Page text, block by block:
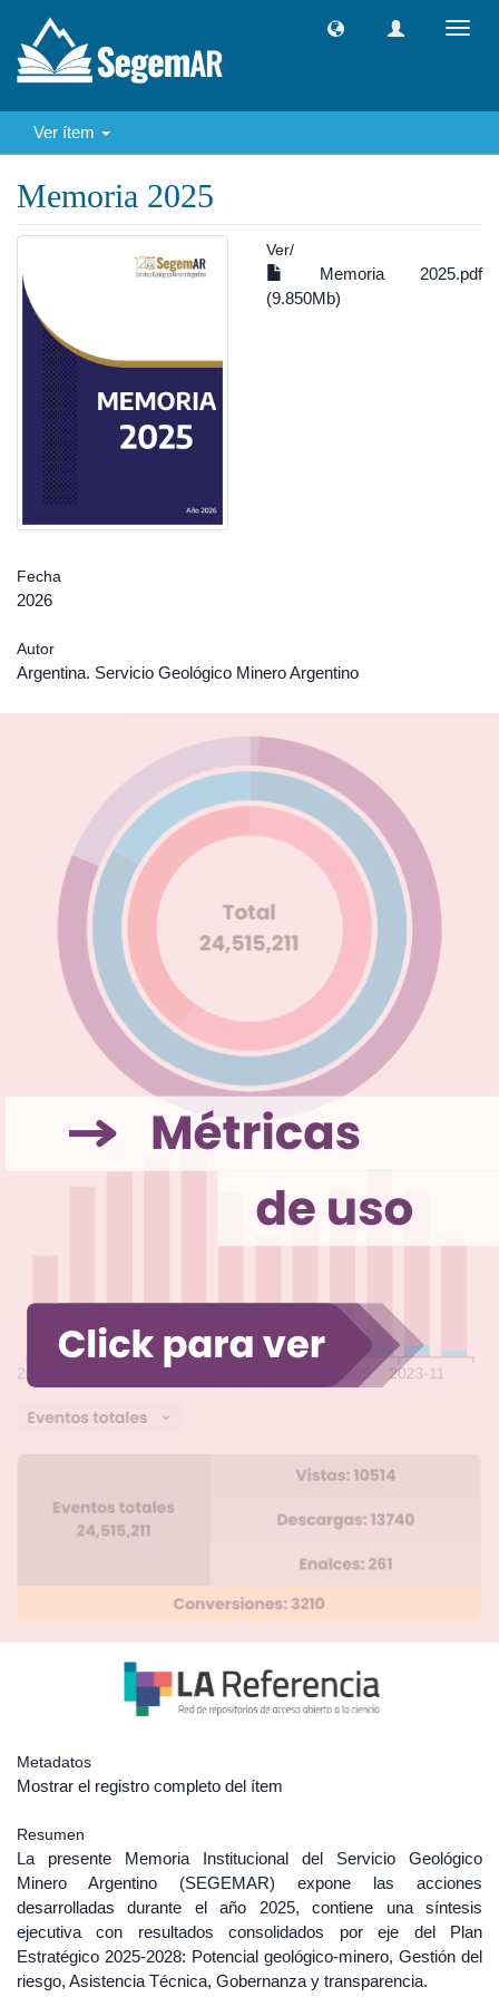
Ver ítem
Memoria 2025
Ver/
Memoria 2025.pdf
(9.850Mb)
Fecha
2026
Autor
Argentina. Servicio Geológico Minero Argentino
Metadatos
Mostrar el registro completo del ítem
Resumen
La presente Memoria Institucional del Servicio Geológico
Minero Argentino (SEGEMAR) expone las acciones
desarrolladas durante el año 2025, contiene una síntesis
ejecutiva con resultados consolidados por eje del Plan
Estratégico 2025-2028: Potencial geológico-minero, Gestión del
riesgo, Asistencia Técnica, Gobernanza y transparencia.